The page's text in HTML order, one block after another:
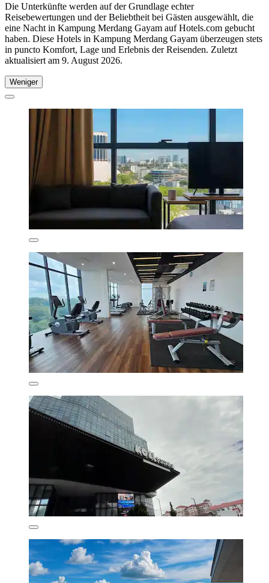
Die Unterkünfte werden auf der Grundlage echter
Reisebewertungen und der Beliebtheit bei Gästen ausgewählt, die
eine Nacht in Kampung Merdang Gayam auf Hotels.com gebucht
haben. Diese Hotels in Kampung Merdang Gayam überzeugen stets
in puncto Komfort, Lage und Erlebnis der Reisenden. Zuletzt
aktualisiert am 9. August 2026.
Weniger